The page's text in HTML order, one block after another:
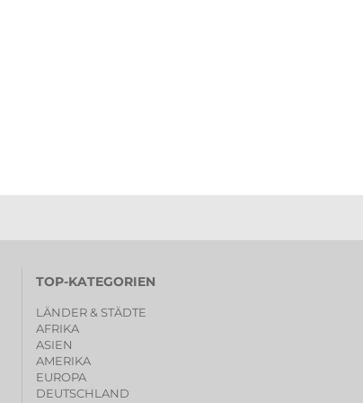
TOP-KATEGORIEN
LÄNDER & STÄDTE
AFRIKA
ASIEN
AMERIKA
EUROPA
DEUTSCHLAND